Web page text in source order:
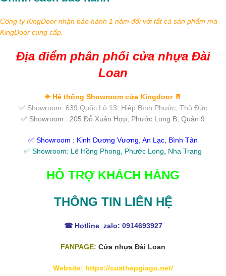
Công ty KingDoor nhận bảo hành 1 năm đối với tất cả sản phẩm mà
KingDoor cung cấp.
Địa điểm phân phối cửa nhựa Đài
Loan
✳ Hệ thống Showroom cửa Kingdoor 🚪
✅ Showroom: 639 Quốc Lộ 13, Hiệp Bình Phước, Thủ Đức
✅ Showroom : 205 Đỗ Xuân Hợp, Phước Long B, Quận 9
✅ Showroom : Kinh Dương Vương, An Lạc, Bình Tân
✅ Showroom: Lê Hồng Phong, Phước Long, Nha Trang
HỖ TRỢ KHÁCH HÀNG
THÔNG TIN LIÊN HỆ
☎ Hotline_zalo: 0914693927
FANPAGE: Cửa nhựa Đài Loan
Website: https://cuathepgiago.net/